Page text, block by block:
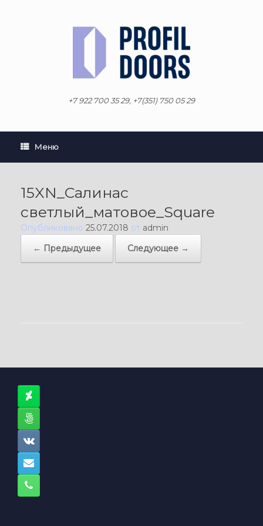
+7 922 700 35 29, +7(351) 750 05 29
Меню
15XN_Салинас
светлый_матовое_Square
Опубликовано 25.07.2018 от admin
← Предыдущее
Следующее →